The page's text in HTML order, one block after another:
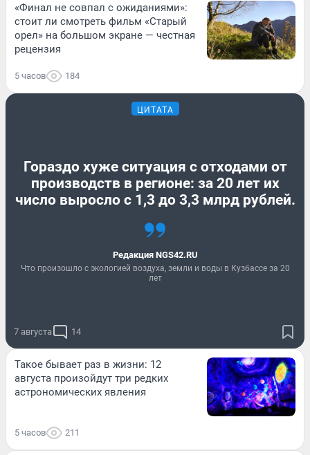
«Финал не совпал с ожиданиями»:
стоит ли смотреть фильм «Старый
орел» на большом экране — честная
рецензия
5 часов 184
ЦИТАТА
Гораздо хуже ситуация с отходами от
производств в регионе: за 20 лет их
число выросло с 1,3 до 3,3 млрд рублей.
Редакция NGS42.RU
Что произошло с экологией воздуха, земли и воды в Кузбассе за 20
лет
7 августа 14
Такое бывает раз в жизни: 12
августа произойдут три редких
астрономических явления
5 часов 211